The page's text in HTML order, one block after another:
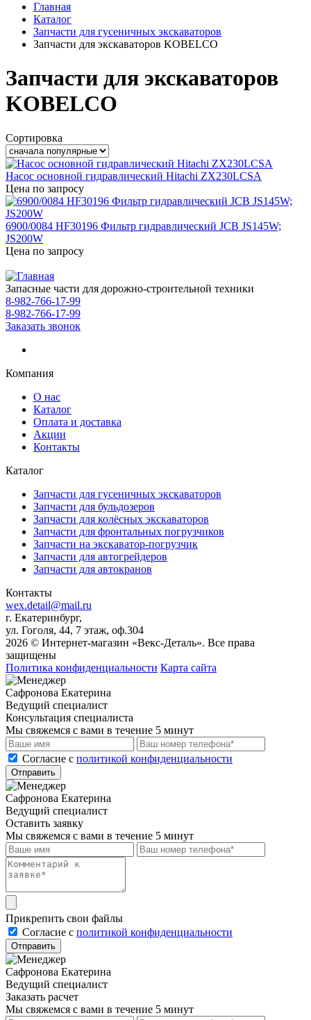
Главная
Каталог
Запчасти для гусеничных экскаваторов
Запчасти для экскаваторов KOBELCO
Запчасти для экскаваторов
KOBELCO
Сортировка
Насос основной гидравлический Hitachi ZX230LCSA
Цена по запросу
6900/0084 HF30196 Фильтр гидравлический JCB JS145W;
JS200W
Цена по запросу
Запасные части для дорожно-строительной техники
8-982-766-17-99
8-982-766-17-99
Заказать звонок
Компания
О нас
Каталог
Оплата и доставка
Акции
Контакты
Каталог
Запчасти для гусеничных экскаваторов
Запчасти для бульдозеров
Запчасти для колёсных экскаваторов
Запчасти для фронтальных погрузчиков
Запчасти на экскаватор-погрузчик
Запчасти для автогрейдеров
Запчасти для автокранов
Контакты
wex.detail@mail.ru
г. Екатеринбург,
ул. Гоголя, 44, 7 этаж, оф.304
2026 © Интернет-магазин «Векс-Деталь». Все права
защищены
Политика конфиденциальности Карта сайта
Сафронова Екатерина
Ведущий специалист
Консультация специалиста
Мы свяжемся с вами в течение 5 минут
Cогласие с политикой конфиденциальности
Отправить
Сафронова Екатерина
Ведущий специалист
Оставить заявку
Мы свяжемся с вами в течение 5 минут
Прикрепить свои файлы
Cогласие с политикой конфиденциальности
Отправить
Сафронова Екатерина
Ведущий специалист
Заказать расчет
Мы свяжемся с вами в течение 5 минут